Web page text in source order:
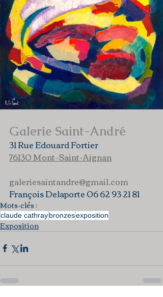
Galerie Saint-André
31 Rue Edouard Fortier
76130 Mont-Saint-Aignan
galeriesaintandre@gmail.com
François Delaporte 06 62 93 21 81
Mots-clés :
claude cathraybronzesexposition
Exposition